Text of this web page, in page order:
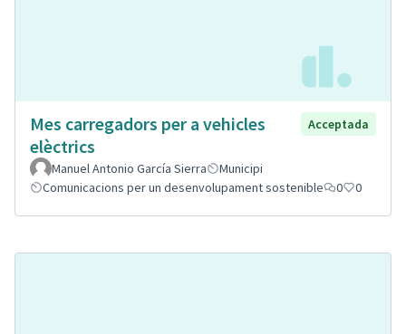
Mes carregadors per a vehicles
elèctrics
Acceptada
Manuel Antonio García Sierra
Municipi
Comunicacions per un desenvolupament sostenible
0 0